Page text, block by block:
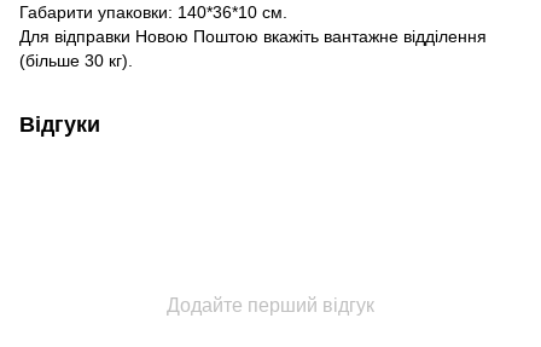
Габарити упаковки: 140*36*10 см.
Для відправки Новою Поштою вкажіть вантажне відділення
(більше 30 кг).
Відгуки
Додайте перший відгук